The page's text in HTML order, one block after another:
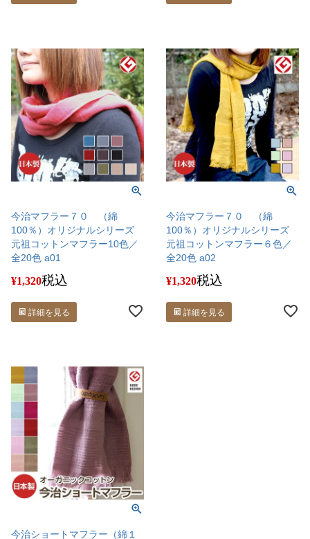
今治マフラー７０ （綿
100％）オリジナルシリーズ
元祖コットンマフラー10色／
全20色 a01
¥1,320税込
詳細を見る
今治マフラー７０ （綿
100％）オリジナルシリーズ
元祖コットンマフラー６色／
全20色 a02
¥1,320税込
詳細を見る
今治ショートマフラー（綿１